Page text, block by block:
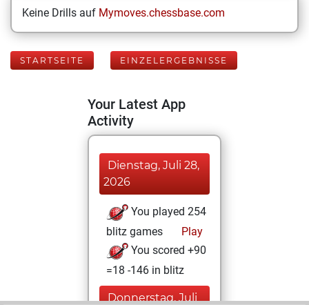
Keine Drills auf Mymoves.chessbase.com
STARTSEITE EINZELERGEBNISSE
Your Latest App
Activity
Dienstag, Juli 28,
2026
You played 254
blitz games
Play
You scored +90
=18 -146 in blitz
Donnerstag, Juli